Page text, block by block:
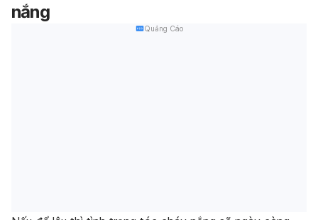
nắng
Quảng Cáo